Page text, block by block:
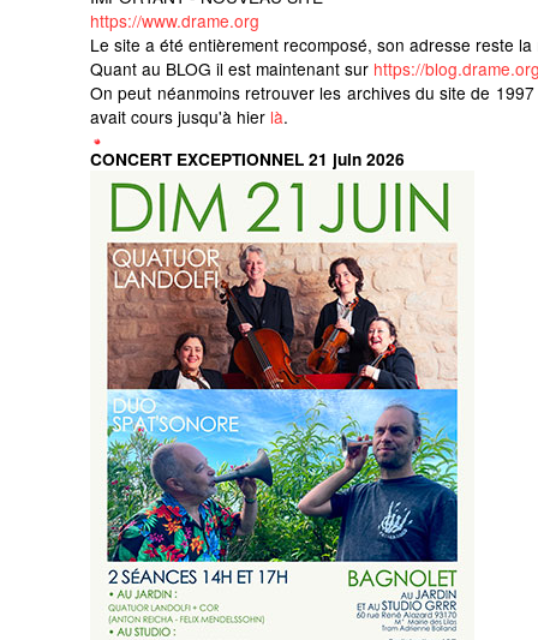
https://www.drame.org
Le site a été entièrement recomposé, son adresse reste la
Quant au BLOG il est maintenant sur https://
On peut néanmoins retrouver les archives du site de
avait cours jusqu'à hier là.
CONCERT EXCEPTIONNEL 21 juin 2026